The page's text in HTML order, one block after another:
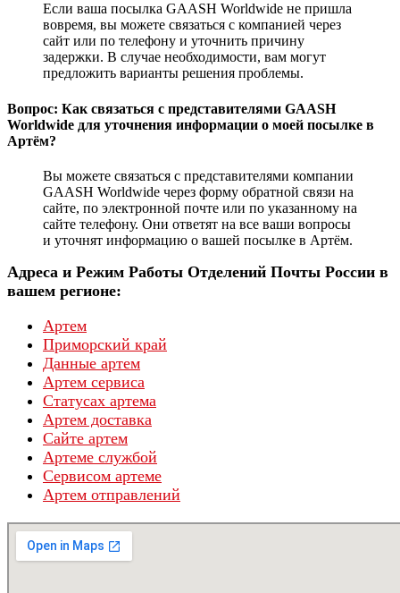
Если ваша посылка GAASH Worldwide не пришла
вовремя, вы можете связаться с компанией через
сайт или по телефону и уточнить причину
задержки. В случае необходимости, вам могут
предложить варианты решения проблемы.
Вопрос: Как связаться с представителями GAASH
Worldwide для уточнения информации о моей посылке в
Артём?
Вы можете связаться с представителями компании
GAASH Worldwide через форму обратной связи на
сайте, по электронной почте или по указанному на
сайте телефону. Они ответят на все ваши вопросы
и уточнят информацию о вашей посылке в Артём.
Адреса и Режим Работы Отделений Почты России в
вашем регионе:
Артем
Приморский край
Данные артем
Артем сервиса
Статусах артема
Артем доставка
Сайте артем
Артеме службой
Сервисом артеме
Артем отправлений